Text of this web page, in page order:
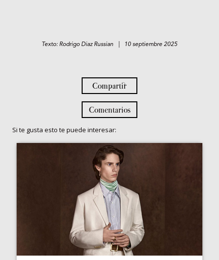
Texto: Rodrigo Diaz Russian | 10 septiembre 2025
Compartir
Comentarios
Si te gusta esto te puede interesar: